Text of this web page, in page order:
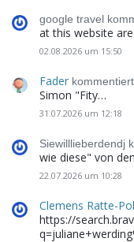
google travel
at this website
02.08.2026 um 15:50
Fader
Simon "Fity…
31.07.2026 um 12:18
Siewilllieberdendj
wie diese" von
22.07.2026 um 10:28
Clemens Ratte-
https://